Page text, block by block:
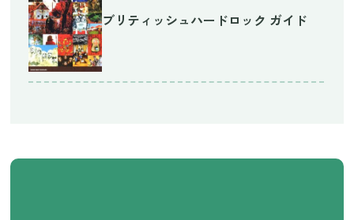
ブリティッシュハードロック ガイド